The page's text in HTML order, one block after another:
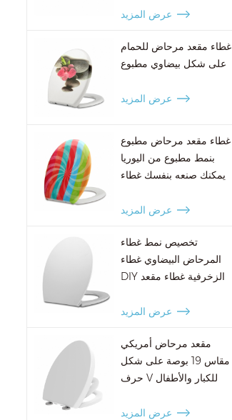
عرض المزيد
غطاء مقعد مرحاض للحمام
على شكل بيضاوي مطبوع
عرض المزيد
غطاء مقعد مرحاض مطبوع
بنمط مطبوع من اليوريا
يمكنك صنعه بنفسك غطاء
عرض المزيد
تخصيص نمط غطاء
المرحاض البيضاوي غطاء
DIY الزخرفية غطاء مقعد
عرض المزيد
مقعد مرحاض أمريكي
مقاس 19 بوصة على شكل
حرف V للكبار والأطفال
عرض المزيد